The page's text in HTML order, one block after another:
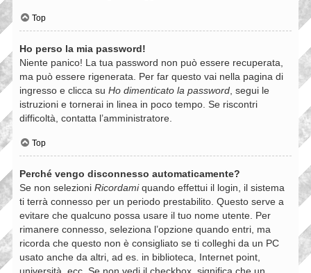
Top
Ho perso la mia password!
Niente panico! La tua password non può essere recuperata,
ma può essere rigenerata. Per far questo vai nella pagina di
ingresso e clicca su Ho dimenticato la password, segui le
istruzioni e tornerai in linea in poco tempo. Se riscontri
difficoltà, contatta l’amministratore.
Top
Perché vengo disconnesso automaticamente?
Se non selezioni Ricordamiquando effettui il login, il sistema
ti terrà connesso per un periodo prestabilito. Questo serve a
evitare che qualcuno possa usare il tuo nome utente. Per
rimanere connesso, seleziona l’opzione quando entri, ma
ricorda che questo non è consigliato se ti colleghi da un PC
usato anche da altri, ad es. in biblioteca, Internet point,